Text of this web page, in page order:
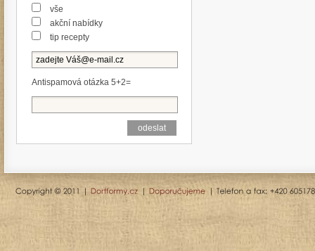
vše
akční nabídky
tip recepty
Antispamová otázka 5+2=